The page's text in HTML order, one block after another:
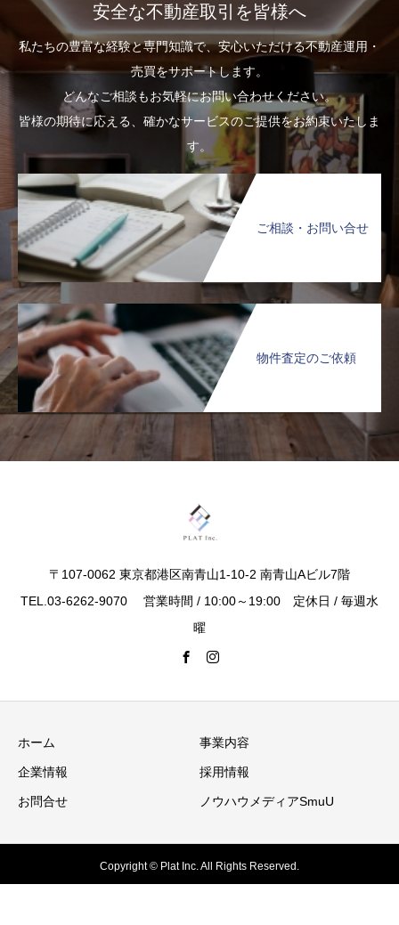
安全な不動産取引を皆様へ
私たちの豊富な経験と専門知識で、安心いただける不動産運用・
売買をサポートします。
どんなご相談もお気軽にお問い合わせください。
皆様の期待に応える、確かなサービスのご提供をお約束いたしま
す。
ご相談・お問い合せ
物件査定のご依頼
〒107-0062 東京都港区南青山1-10-2 南青山Aビル7階
TEL.03-6262-9070 営業時間 / 10:00～19:00 定休日 / 毎週水
曜
ホーム 事業内容
企業情報 採用情報
お問合せ ノウハウメディアSmuU
Copyright © Plat Inc. All Rights Reserved.
問合せ